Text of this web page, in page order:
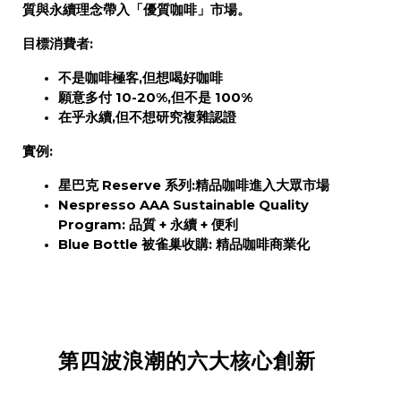
質與永續理念帶入「優質咖啡」市場。
目標消費者:
不是咖啡極客,但想喝好咖啡
願意多付 10-20%,但不是 100%
在乎永續,但不想研究複雜認證
實例:
星巴克 Reserve 系列:精品咖啡進入大眾市場
Nespresso AAA Sustainable Quality
Program: 品質 + 永續 + 便利
Blue Bottle 被雀巢收購: 精品咖啡商業化
第四波浪潮的六大核心創新